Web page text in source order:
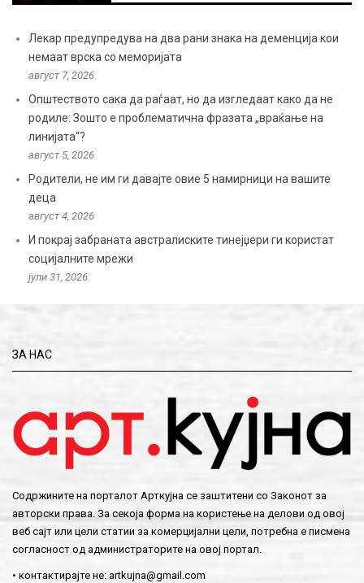
Лекар предупредува на два рани знака на деменција кои
немаат врска со меморијата
август 7, 2026
Општеството сака да раѓаат, но да изгледаат како да не
родиле: Зошто е проблематична фразата „враќање на
линијата“?
август 5, 2026
Родители, не им ги давајте овие 5 намирници на вашите
деца
август 4, 2026
И покрај забраната австралиските тинејџери ги користат
социјалните мрежи
јули 31, 2026
ЗА НАС
Содржините на порталот Арткујна се заштитени со Законот за
авторски права. За секоја форма на користење на делови од овој
веб сајт или цели статии за комерцијални цели, потребна е писмена
согласност од администраторите на овој портал.
• контактирајте не: artkujna@gmail.com